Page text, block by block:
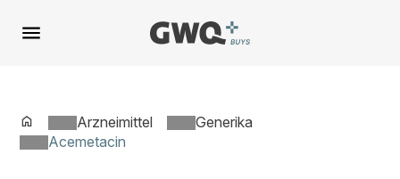
Spring
zu
Arzneimittel
Generika
Acemetacin